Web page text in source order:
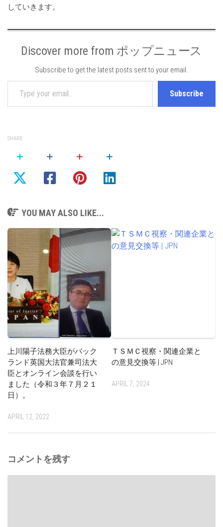
していきます。
Discover more from ポップニュース
Subscribe to get the latest posts sent to your email.
Type your email…
Subscribe
SHARE
YOU MAY ALSO LIKE...
上川陽子法務大臣がバック
ランド英国大法官兼司法大
臣とオンライン会談を行い
ました（令和３年７月２１
日）。
APRIL 12, 2022
ＴＳＭＣ視察・関連企業と
の意見交換等 | JPN
APRIL 7, 2024
コメントを残す